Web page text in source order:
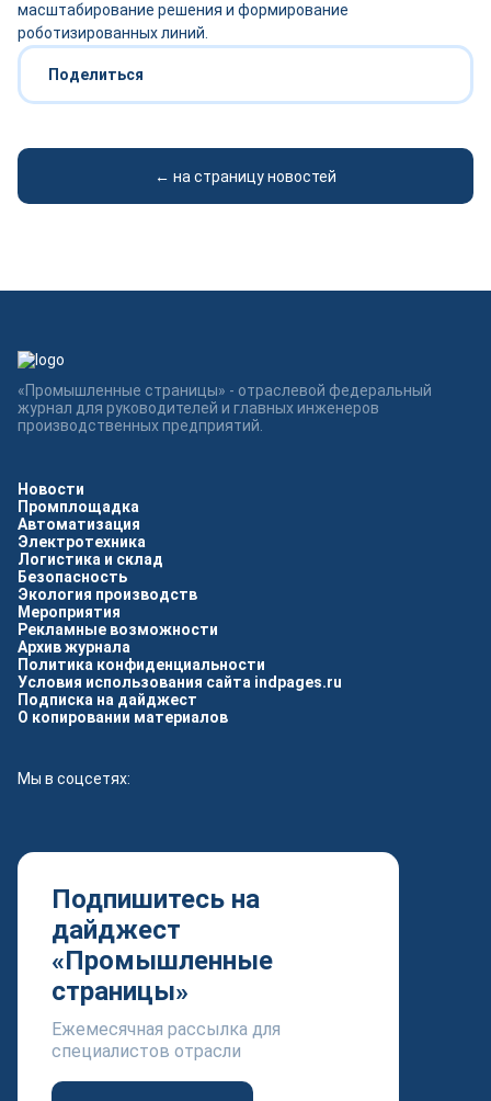
масштабирование решения и формирование
роботизированных линий.
Поделиться
← на страницу новостей
Новости
Промплощадка
Автоматизация
Электротехника
Логистика и склад
Безопасность
Экология производств
Мероприятия
Рекламные возможности
Архив журнала
Политика конфиденциальности
Условия использования сайта indpages.ru
Подписка на дайджест
О копировании материалов
Мы в соцсетях:
Подпишитесь на
дайджест
«Промышленные
страницы»
Ежемесячная рассылка для
специалистов отрасли
«Промышленные страницы» - отраслевой федеральный
журнал для руководителей и главных инженеров
производственных предприятий.